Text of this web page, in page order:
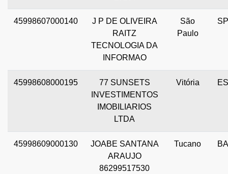
45998607000140
J P DE OLIVEIRA
RAITZ
TECNOLOGIA DA
INFORMAO
São
Paulo
SP
45998608000195
77 SUNSETS
INVESTIMENTOS
IMOBILIARIOS
LTDA
Vitória ES
45998609000130
JOABE SANTANA
ARAUJO
86299517530
Tucano BA